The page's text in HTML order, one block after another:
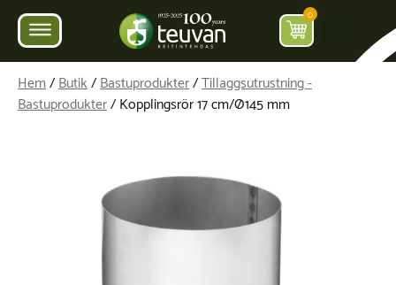
0
Hem/Butik/Bastuprodukter/Tillaggsutrustning -
Bastuprodukter/ Kopplingsrör 17 cm/Ø145 mm